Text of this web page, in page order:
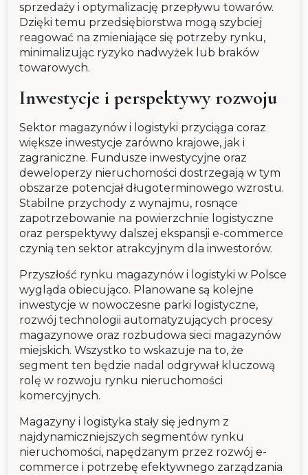
sprzedaży i optymalizację przepływu towarów.
Dzięki temu przedsiębiorstwa mogą szybciej
reagować na zmieniające się potrzeby rynku,
minimalizując ryzyko nadwyżek lub braków
towarowych.
Inwestycje i perspektywy rozwoju
Sektor magazynów i logistyki przyciąga coraz
większe inwestycje zarówno krajowe, jak i
zagraniczne. Fundusze inwestycyjne oraz
deweloperzy nieruchomości dostrzegają w tym
obszarze potencjał długoterminowego wzrostu.
Stabilne przychody z wynajmu, rosnące
zapotrzebowanie na powierzchnie logistyczne
oraz perspektywy dalszej ekspansji e-commerce
czynią ten sektor atrakcyjnym dla inwestorów.
Przyszłość rynku magazynów i logistyki w Polsce
wygląda obiecująco. Planowane są kolejne
inwestycje w nowoczesne parki logistyczne,
rozwój technologii automatyzujących procesy
magazynowe oraz rozbudowa sieci magazynów
miejskich. Wszystko to wskazuje na to, że
segment ten będzie nadal odgrywał kluczową
rolę w rozwoju rynku nieruchomości
komercyjnych.
Magazyny i logistyka stały się jednym z
najdynamiczniejszych segmentów rynku
nieruchomości, napędzanym przez rozwój e-
commerce i potrzebę efektywnego zarządzania